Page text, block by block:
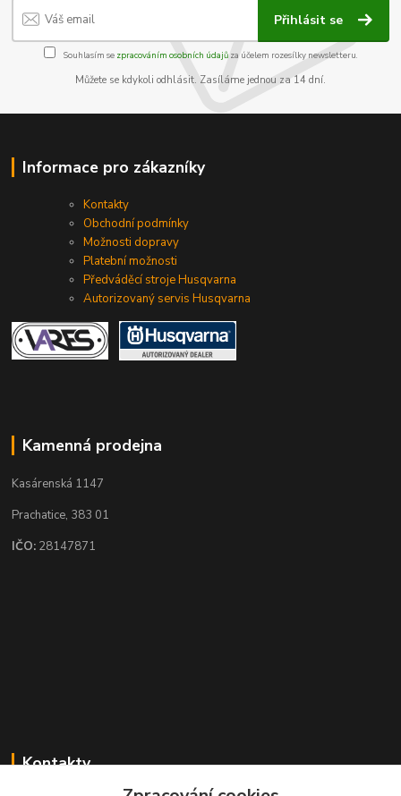
Přihlásit se
Souhlasím se zpracováním osobních údajůza účelem rozesílky newsletteru.
Můžete se kdykoli odhlásit. Zasíláme jednou za 14 dní.
Informace pro zákazníky
Kontakty
Obchodní podmínky
Možnosti dopravy
Platební možnosti
Předváděcí stroje Husqvarna
Autorizovaný servis Husqvarna
Kamenná prodejna
Kasárenská 1147
Prachatice, 383 01
IČO: 28147871
Kontakty